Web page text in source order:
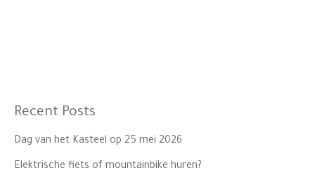
Recent Posts
Dag van het Kasteel op 25 mei 2026
Elektrische fiets of mountainbike huren?